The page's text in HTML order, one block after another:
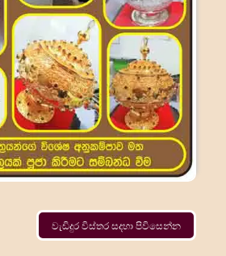
වැඩිදුර විස්තර සදහා පිවිසෙන්න